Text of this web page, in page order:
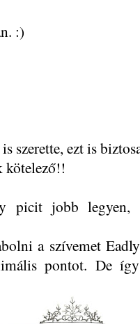
:)
szerette, ezt is
kötelező!!
picit jobb
a szívemet
pontot. De